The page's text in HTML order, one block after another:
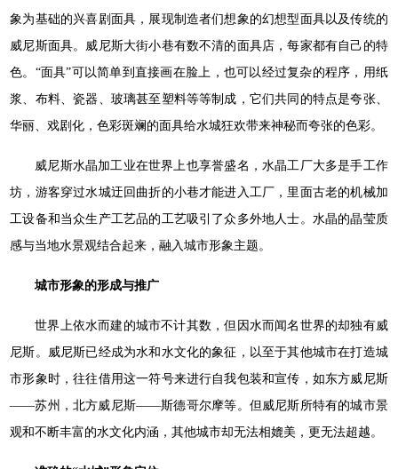
象为基础的兴喜剧面具，展现制造者们想象的幻想型面具以及传统的
威尼斯面具。威尼斯大街小巷有数不清的面具店，每家都有自己的特
色。“面具”可以简单到直接画在脸上，也可以经过复杂的程序，用纸
浆、布料、瓷器、玻璃甚至塑料等等制成，它们共同的特点是夸张、
华丽、戏剧化，色彩斑斓的面具给水城狂欢带来神秘而夸张的色彩。
威尼斯水晶加工业在世界上也享誉盛名，水晶工厂大多是手工作
坊，游客穿过水城迂回曲折的小巷才能进入工厂，里面古老的机械加
工设备和当众生产工艺品的工艺吸引了众多外地人士。水晶的晶莹质
感与当地水景观结合起来，融入城市形象主题。
城市形象的形成与推广
世界上依水而建的城市不计其数，但因水而闻名世界的却独有威
尼斯。威尼斯已经成为水和水文化的象征，以至于其他城市在打造城
市形象时，往往借用这一符号来进行自我包装和宣传，如东方威尼斯
——苏州，北方威尼斯——斯德哥尔摩等。但威尼斯所特有的城市景
观和不断丰富的水文化内涵，其他城市却无法相媲美，更无法超越。